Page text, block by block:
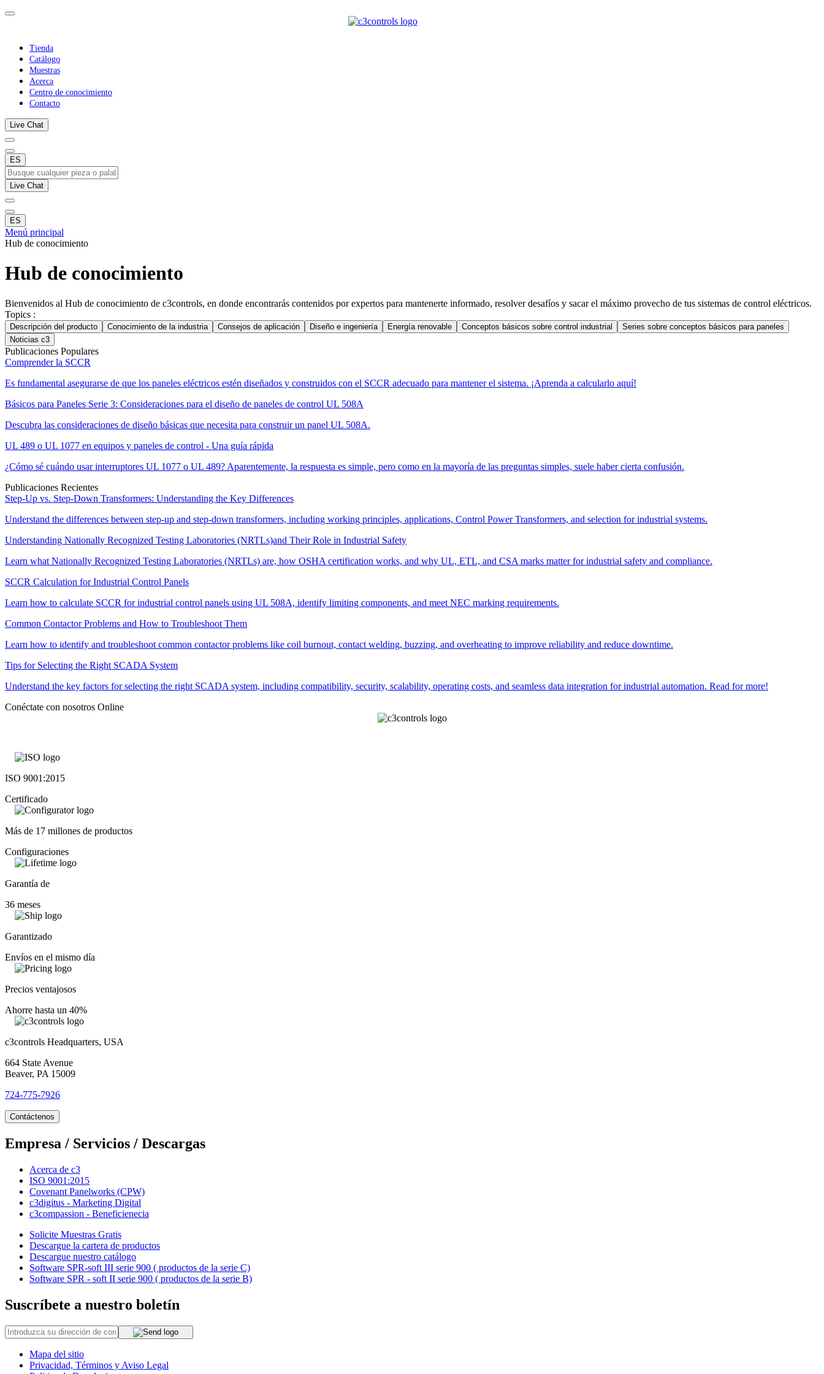
Tienda
Catálogo
Muestras
Acerca
Centro de conocimiento
Contacto
Live Chat
ES
Live Chat
ES
Menú principal
Hub de conocimiento
Hub de conocimiento
Bienvenidos al Hub de conocimiento de c3controls, en donde encontrarás contenidos por expertos para mantenerte informado, resolver desafíos y sacar el máximo provecho de tus sistemas de control eléctricos.
Topics :
Descripción del producto Conocimiento de la industria Consejos de aplicación Diseño e ingeniería Energía renovable Conceptos básicos sobre control industrial
Series sobre conceptos básicos para paneles
Noticias c3
Publicaciones Populares
Comprender la SCCR
Es fundamental asegurarse de que los paneles eléctricos estén diseñados y construidos con el SCCR adecuado para mantener el sistema. ¡Aprenda a calcularlo aquí!
Básicos para Paneles Serie 3: Consideraciones para el diseño de paneles de control UL 508A
Descubra las consideraciones de diseño básicas que necesita para construir un panel UL 508A.
UL 489 o UL 1077 en equipos y paneles de control - Una guía rápida
¿Cómo sé cuándo usar interruptores UL 1077 o UL 489? Aparentemente, la respuesta es simple, pero como en la mayoría de las preguntas simples, suele haber cierta confusión.
Publicaciones Recientes
Step-Up vs. Step-Down Transformers: Understanding the Key Differences
Understand the differences between step-up and step-down transformers, including working principles, applications, Control Power Transformers, and selection for industrial systems.
Understanding Nationally Recognized Testing Laboratories (NRTLs)and Their Role in Industrial Safety
Learn what Nationally Recognized Testing Laboratories (NRTLs) are, how OSHA certification works, and why UL, ETL, and CSA marks matter for industrial safety and compliance.
SCCR Calculation for Industrial Control Panels
Learn how to calculate SCCR for industrial control panels using UL 508A, identify limiting components, and meet NEC marking requirements.
Common Contactor Problems and How to Troubleshoot Them
Learn how to identify and troubleshoot common contactor problems like coil burnout, contact welding, buzzing, and overheating to improve reliability and reduce downtime.
Tips for Selecting the Right SCADA System
Understand the key factors for selecting the right SCADA system, including compatibility, security, scalability, operating costs, and seamless data integration for industrial automation. Read for more!
Conéctate con nosotros Online
ISO 9001:2015
Certificado
Más de 17 millones de productos
Configuraciones
Garantía de
36 meses
Garantizado
Envíos en el mismo día
Precios ventajosos
Ahorre hasta un 40%
c3controls Headquarters, USA
664 State Avenue
Beaver, PA 15009
724-775-7926
Contáctenos
Empresa / Servicios / Descargas
Acerca de c3
ISO 9001:2015
Covenant Panelworks (CPW)
c3digitus - Marketing Digital
c3compassion - Beneficienecia
Solicite Muestras Gratis
Descargue la cartera de productos
Descargue nuestro catálogo
Software SPR-soft III serie 900 ( productos de la serie C)
Software SPR - soft II serie 900 ( productos de la serie B)
Suscríbete a nuestro boletín
Mapa del sitio
Privacidad, Términos y Aviso Legal